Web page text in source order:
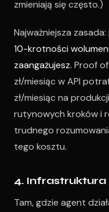
zmieniają się często.)
Najważniejsza zasada:
10-krotności
zaangażujesz. Proof
zł/miesiąc w API
zł/miesiąc na
rutynowych kroków i
trudnego
tego kosztu.
4. Infrastruktura
Tam, gdzie agent